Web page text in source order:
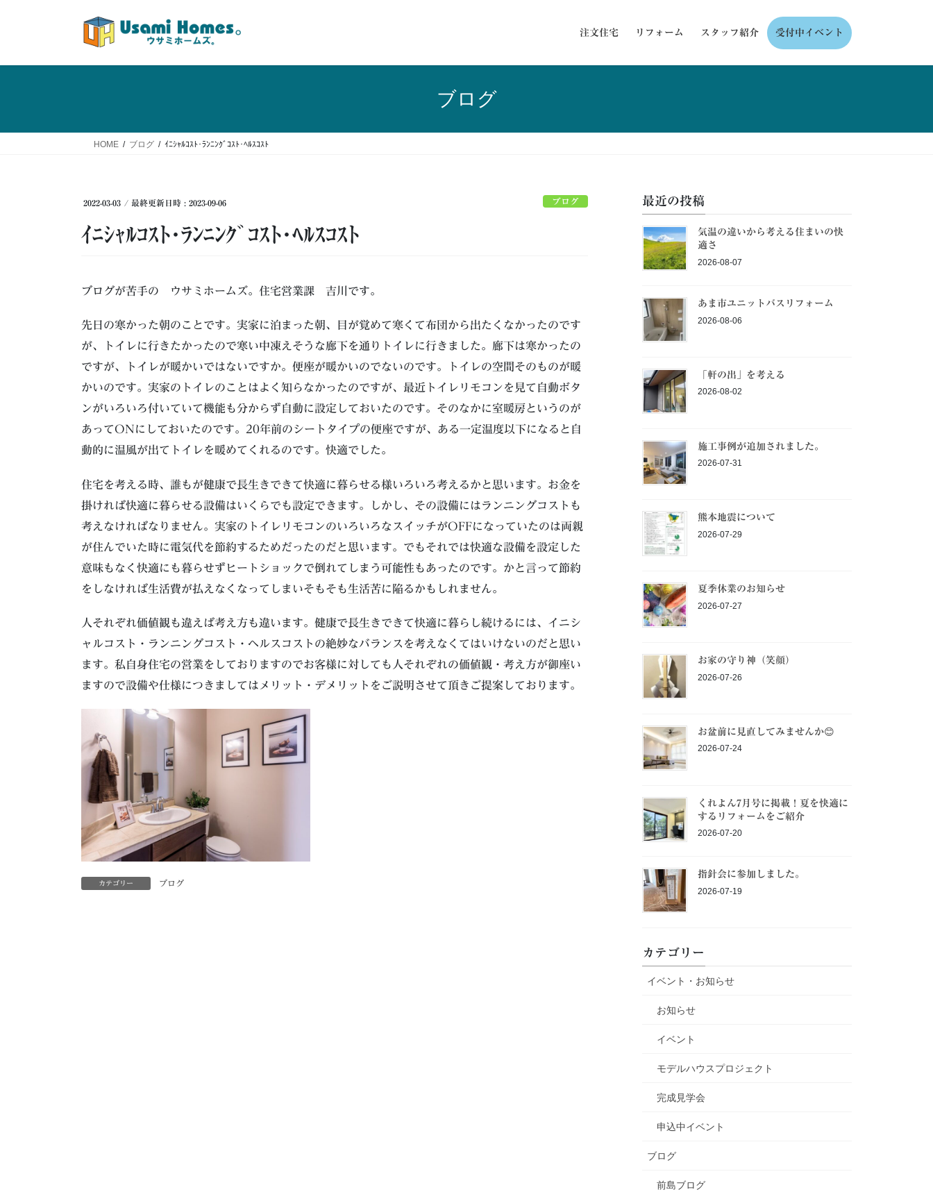
注文住宅 リフォーム スタッフ紹介 受付中イベント
ブログ
HOME ブログ ｲﾆｼｬﾙｺｽﾄ･ﾗﾝﾆﾝｸﾞｺｽﾄ･ﾍﾙｽｺｽﾄ
2022-03-03 / 最終更新日時 : 2023-09-06 ブログ
ｲﾆｼｬﾙｺｽﾄ･ﾗﾝﾆﾝｸﾞｺｽﾄ･ﾍﾙｽｺｽﾄ
ブログが苦手の ウサミホームズ。住宅営業課 吉川です。
先日の寒かった朝のことです。実家に泊まった朝、目が覚めて寒くて布団から出たくなかったのです
が、トイレに行きたかったので寒い中凍えそうな廊下を通りトイレに行きました。廊下は寒かったの
ですが、トイレが暖かいではないですか。便座が暖かいのでないのです。トイレの空間そのものが暖
かいのです。実家のトイレのことはよく知らなかったのですが、最近トイレリモコンを見て自動ボタ
ンがいろいろ付いていて機能も分からず自動に設定しておいたのです。そのなかに室暖房というのが
あってONにしておいたのです。20年前のシートタイプの便座ですが、ある一定温度以下になると自
動的に温風が出てトイレを暖めてくれるのです。快適でした。
住宅を考える時、誰もが健康で長生きできて快適に暮らせる様いろいろ考えるかと思います。お金を
掛ければ快適に暮らせる設備はいくらでも設定できます。しかし、その設備にはランニングコストも
考えなければなりません。実家のトイレリモコンのいろいろなスイッチがOFFになっていたのは両親
が住んでいた時に電気代を節約するためだったのだと思います。でもそれでは快適な設備を設定した
意味もなく快適にも暮らせずヒートショックで倒れてしまう可能性もあったのです。かと言って節約
をしなければ生活費が払えなくなってしまいそもそも生活苦に陥るかもしれません。
人それぞれ価値観も違えば考え方も違います。健康で長生きできて快適に暮らし続けるには、イニシ
ャルコスト・ランニングコスト・ヘルスコストの絶妙なバランスを考えなくてはいけないのだと思い
ます。私自身住宅の営業をしておりますのでお客様に対しても人それぞれの価値観・考え方が御座い
ますので設備や仕様につきましてはメリット・デメリットをご説明させて頂きご提案しております。
カテゴリー ブログ
最近の投稿
気温の違いから考える住まいの快
適さ
2026-08-07
あま市ユニットバスリフォーム
2026-08-06
「軒の出」を考える
2026-08-02
施工事例が追加されました。
2026-07-31
熊本地震について
2026-07-29
夏季休業のお知らせ
2026-07-27
お家の守り神（笑顔）
2026-07-26
お盆前に見直してみませんか😊
2026-07-24
くれよん7月号に掲載！夏を快適に
するリフォームをご紹介
2026-07-20
指針会に参加しました。
2026-07-19
カテゴリー
イベント・お知らせ
お知らせ
イベント
モデルハウスプロジェクト
完成見学会
申込中イベント
ブログ
前島ブログ